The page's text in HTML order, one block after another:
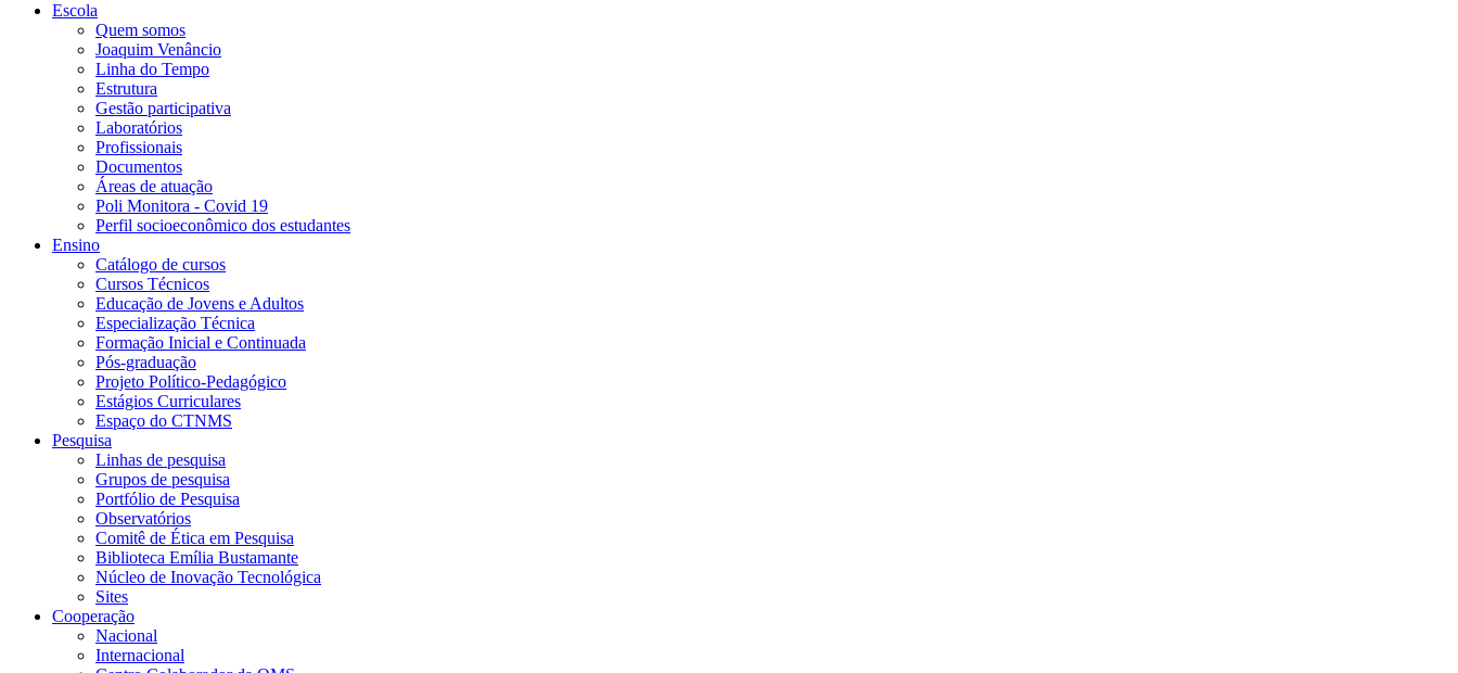
Escola
Quem somos
Joaquim Venâncio
Linha do Tempo
Estrutura
Gestão participativa
Laboratórios
Profissionais
Documentos
Áreas de atuação
Poli Monitora - Covid 19
Perfil socioeconômico dos estudantes
Ensino
Catálogo de cursos
Cursos Técnicos
Educação de Jovens e Adultos
Especialização Técnica
Formação Inicial e Continuada
Pós-graduação
Projeto Político-Pedagógico
Estágios Curriculares
Espaço do CTNMS
Pesquisa
Linhas de pesquisa
Grupos de pesquisa
Portfólio de Pesquisa
Observatórios
Comitê de Ética em Pesquisa
Biblioteca Emília Bustamante
Núcleo de Inovação Tecnológica
Sites
Cooperação
Nacional
Internacional